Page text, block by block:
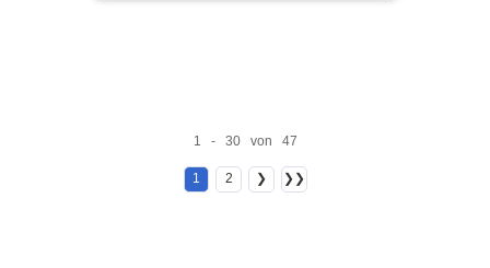
1 - 30 von 47
1 2 ❯ ❯❯